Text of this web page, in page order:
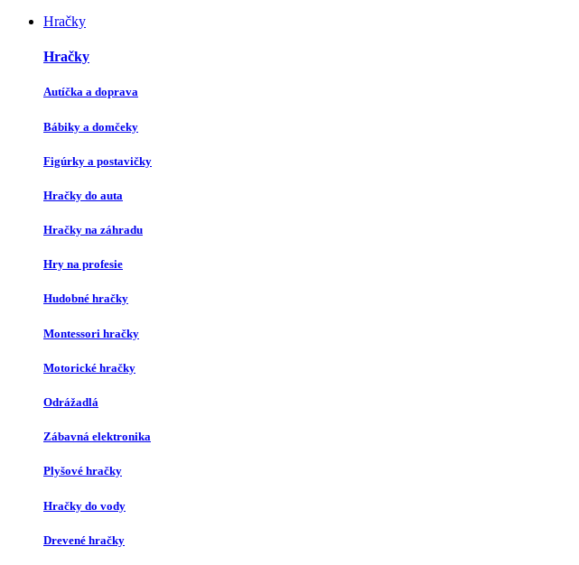
Hračky
Hračky
Autíčka a doprava
Bábiky a domčeky
Figúrky a postavičky
Hračky do auta
Hračky na záhradu
Hry na profesie
Hudobné hračky
Montessori hračky
Motorické hračky
Odrážadlá
Zábavná elektronika
Plyšové hračky
Hračky do vody
Drevené hračky